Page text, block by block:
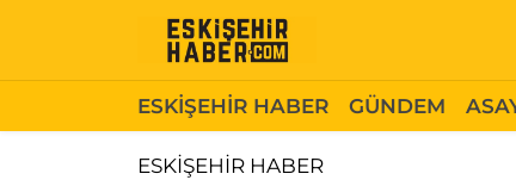
ESKİŞEHİR HABER GÜNDEM
ESKİŞEHİR HABER
ESKİŞEHİR HABER
Gizlilik Politikası
Hakkımızda
Odunpazarı Hava Durumu
Odunpazarı Trafik Yoğunluk Haritası